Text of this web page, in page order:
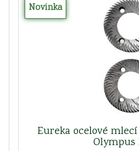
Novinka
Eureka ocelové
Olympus